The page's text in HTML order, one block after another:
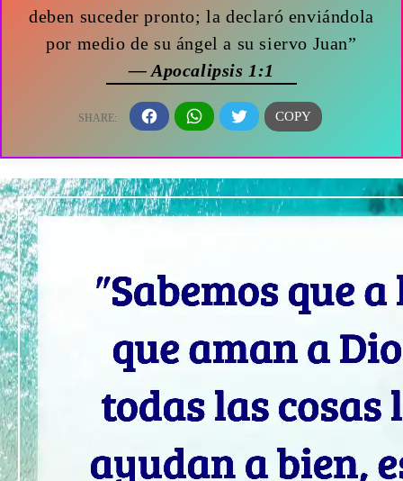
deben suceder pronto; la declaró enviándola
por medio de su ángel a su siervo Juan”
— Apocalipsis 1:1